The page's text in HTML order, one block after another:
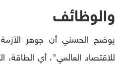
والوظائف
يوضح الحسني أن جوهر
للاقتصاد العالمي"، أي الطاقة،